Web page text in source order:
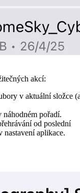
akcí:
v aktuální složce
náhodném pořadí.
od poslední
nastavení aplikace.